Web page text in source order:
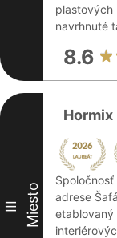
plastových
navrhnuté
8.6
III Miesto
adrese
etablovaný